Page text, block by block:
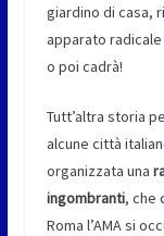
giardino di casa,
apparato
o poi cadrà!
Tutt’altra storia
alcune città
organizzata una
ingombranti, che
Roma l’AMA si